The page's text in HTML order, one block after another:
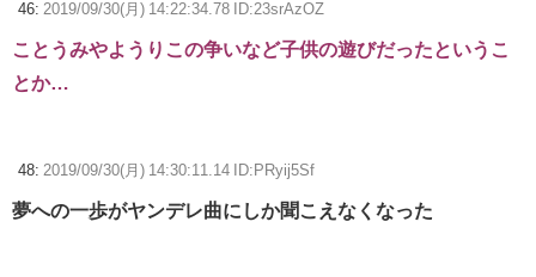
46: 2019/09/30(月) 14:22:34.78 ID:23srAzOZ
ことうみやようりこの争いなど子供の遊びだったというこ
とか…
48: 2019/09/30(月) 14:30:11.14 ID:PRyij5Sf
夢への一歩がヤンデレ曲にしか聞こえなくなった